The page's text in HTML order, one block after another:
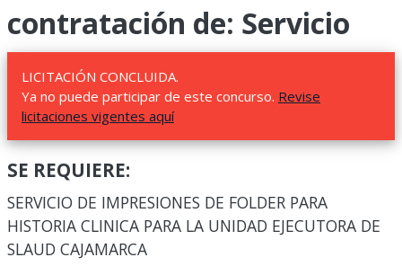
contratación de: Servicio
LICITACIÓN CONCLUIDA.
Ya no puede participar de este concurso. Revise
licitaciones vigentes aquí
SE REQUIERE:
SERVICIO DE IMPRESIONES DE FOLDER PARA
HISTORIA CLINICA PARA LA UNIDAD EJECUTORA DE
SLAUD CAJAMARCA